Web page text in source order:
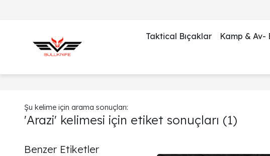
Taktical Bıçaklar Kamp & Av-
Şu kelime için arama sonuçları:
'Arazi' kelimesi için etiket sonuçları (1)
Benzer Etiketler